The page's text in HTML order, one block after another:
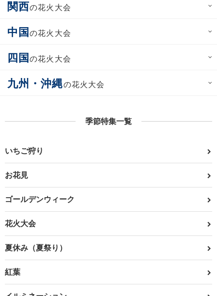
関西の花火大会
中国の花火大会
四国の花火大会
九州・沖縄の花火大会
季節特集一覧
いちご狩り
お花見
ゴールデンウィーク
花火大会
夏休み（夏祭り）
紅葉